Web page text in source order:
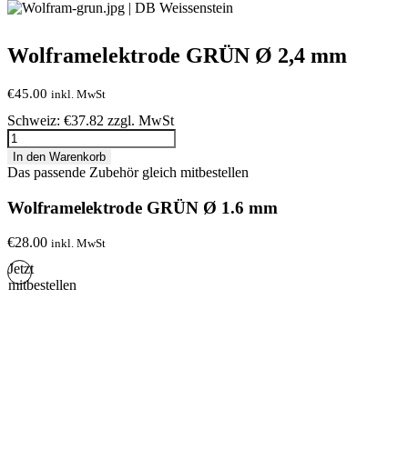
Wolframelektrode GRÜN Ø 2,4 mm
€45.00 inkl. MwSt
Schweiz: €37.82 zzgl. MwSt
Wolframelektrode
GRÜN
Ø
2,4
Menge
In den Warenkorb
Das passende Zubehör gleich mitbestellen
Wolframelektrode GRÜN Ø 1.6 mm
€28.00 inkl. MwSt
Jetzt
mitbestellen